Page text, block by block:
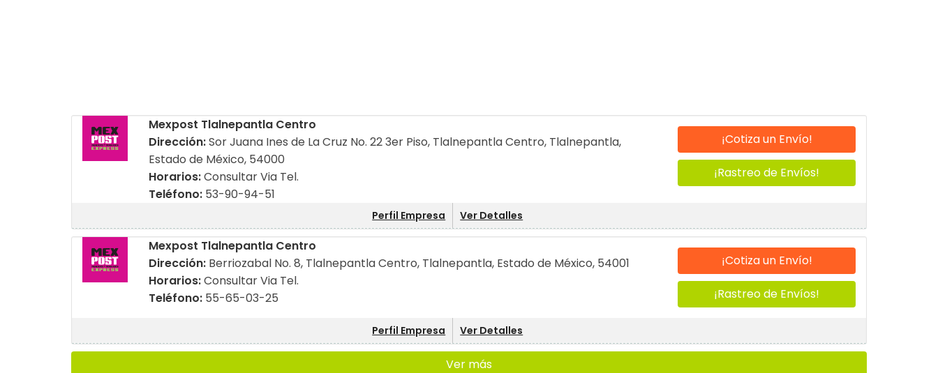
Mexpost Tlalnepantla Centro
Dirección:Sor Juana Ines de La Cruz No. 22 3er Piso, Tlalnepantla Centro, Tlalnepantla,
Estado de México, 54000
Horarios:Consultar Via Tel.
Teléfono: 53-90-94-51
¡Cotiza un Envío!
¡Rastreo de Envíos!
Perfil Empresa Ver Detalles
Mexpost Tlalnepantla Centro
Dirección: Berriozabal No. 8, Tlalnepantla Centro, Tlalnepantla, Estado de México, 54001
Horarios:Consultar Via Tel.
Teléfono: 55-65-03-25
¡Cotiza un Envío!
¡Rastreo de Envíos!
Perfil Empresa Ver Detalles
Ver más